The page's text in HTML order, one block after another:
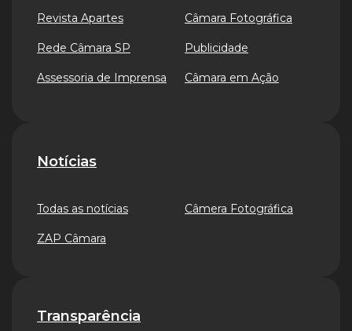
Revista Apartes
Rede Câmara SP
Assessoria de Imprensa
Câmara Fotográfica
Publicidade
Câmara em Ação
Notícias
Todas as notícias
ZAP Câmara
Câmera Fotográfica
Transparência